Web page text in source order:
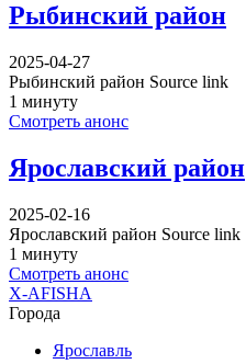
Рыбинский район
2025-04-27
Рыбинский район Source link
1 минуту
Смотреть анонс
Ярославский район
2025-02-16
Ярославский район Source link
1 минуту
Смотреть анонс
X-AFISHA
Города
Ярославль